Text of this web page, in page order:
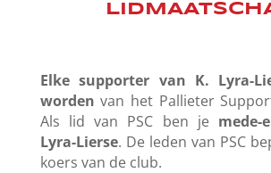
Elke supporter van K. Lyra-
worden van het Pallieter
Als lid van PSC ben je mede-
Lyra-Lierse. De leden van PSC
koers van de club.